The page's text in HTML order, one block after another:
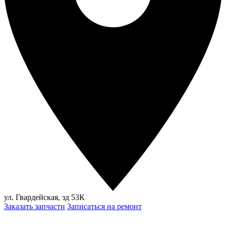
ул. Гвардейская, зд 53К
Заказать запчасти Записаться на ремонт